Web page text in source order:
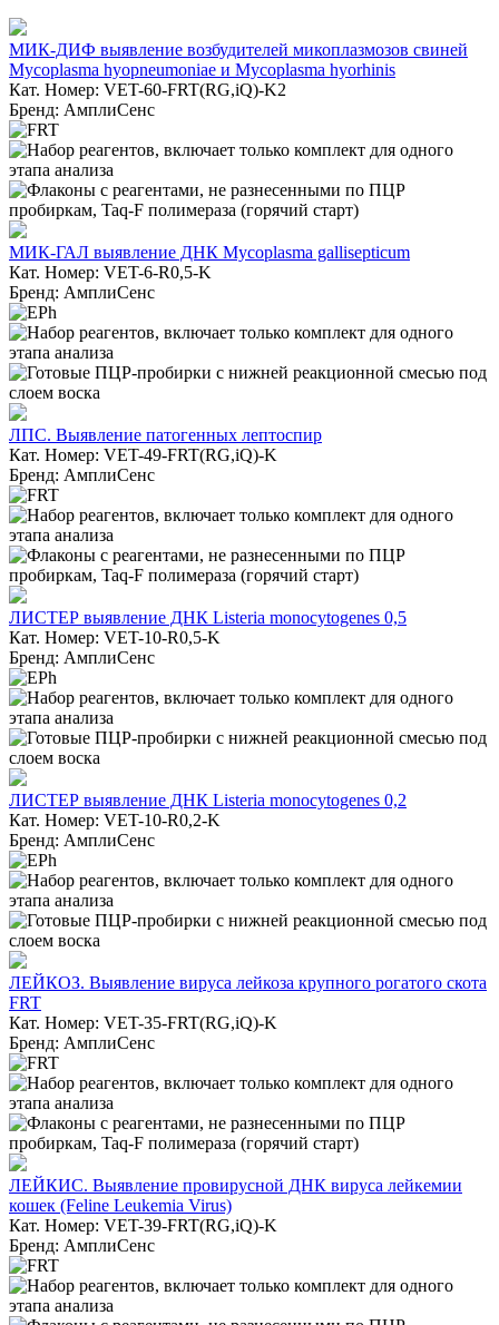
МИК-ДИФ выявление возбудителей микоплазмозов свиней
Mycoplasma hyopneumoniae и Mycoplasma hyorhinis
Кат. Номер: VET-60-FRT(RG,iQ)-K2
Бренд: АмплиСенс
МИК-ГАЛ выявление ДНК Mycoplasma gallisepticum
Кат. Номер: VET-6-R0,5-K
Бренд: АмплиСенс
ЛПС. Выявление патогенных лептоспир
Кат. Номер: VET-49-FRT(RG,iQ)-K
Бренд: АмплиСенс
ЛИСТЕР выявление ДНК Listeria monocytogenes 0,5
Кат. Номер: VET-10-R0,5-K
Бренд: АмплиСенс
ЛИСТЕР выявление ДНК Listeria monocytogenes 0,2
Кат. Номер: VET-10-R0,2-K
Бренд: АмплиСенс
ЛЕЙКОЗ. Выявление вируса лейкоза крупного рогатого скота
FRT
Кат. Номер: VET-35-FRT(RG,iQ)-K
Бренд: АмплиСенс
ЛЕЙКИС. Выявление провирусной ДНК вируса лейкемии
кошек (Feline Leukemia Virus)
Кат. Номер: VET-39-FRT(RG,iQ)-K
Бренд: АмплиСенс